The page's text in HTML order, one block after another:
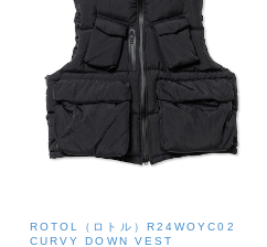
ROTOL（ロトル）R24WOYC02
CURVY DOWN VEST